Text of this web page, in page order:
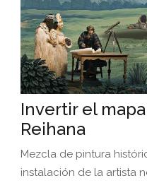
Invertir el
Reihana
Mezcla de pintura
instalación de la artista